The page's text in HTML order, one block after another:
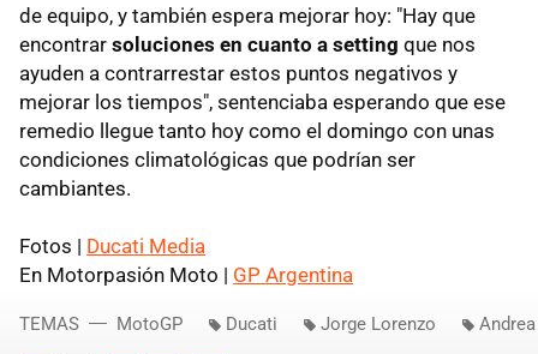
de equipo, y también espera mejorar hoy: "Hay que
encontrar soluciones en cuanto a setting que nos
ayuden a contrarrestar estos puntos negativos y
mejorar los tiempos", sentenciaba esperando que ese
remedio llegue tanto hoy como el domingo con unas
condiciones climatológicas que podrían ser
cambiantes.
Fotos | Ducati Media
En Motorpasión Moto | GP Argentina
TEMAS MotoGP Ducati Jorge Lorenzo